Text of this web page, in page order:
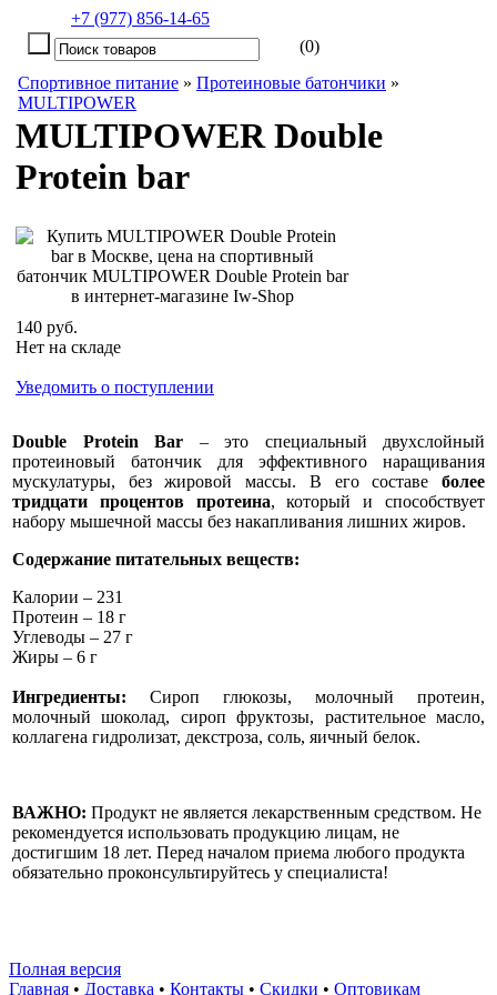
+7 (977) 856-14-65
(0)
Спортивное питание » Протеиновые батончики »
MULTIPOWER
MULTIPOWER Double
Protein bar
140 руб.
Нет на складе
Уведомить о поступлении
Double Protein Bar – это специальный двухслойный
протеиновый батончик для эффективного наращивания
мускулатуры, без жировой массы. В его составе более
тридцати процентов протеина, который и способствует
набору мышечной массы без накапливания лишних жиров.
Содержание питательных веществ:
Калории – 231
Протеин – 18 г
Углеводы – 27 г
Жиры – 6 г
Ингредиенты: Сироп глюкозы, молочный протеин,
молочный шоколад, сироп фруктозы, растительное масло,
коллагена гидролизат, декстроза, соль, яичный белок.
ВАЖНО: Продукт не является лекарственным средством. Не
рекомендуется использовать продукцию лицам, не
достигшим 18 лет. Перед началом приема любого продукта
обязательно проконсультируйтесь у специалиста!
Полная версия
Главная • Доставка • Контакты • Скидки • Оптовикам